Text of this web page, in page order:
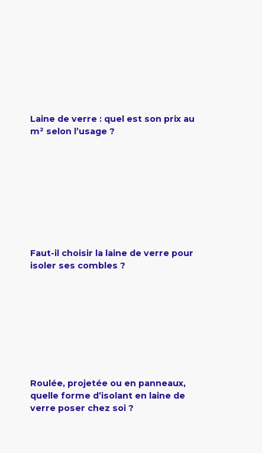
Laine de verre : quel est son prix au
m² selon l’usage ?
Faut-il choisir la laine de verre pour
isoler ses combles ?
Roulée, projetée ou en panneaux,
quelle forme d’isolant en laine de
verre poser chez soi ?